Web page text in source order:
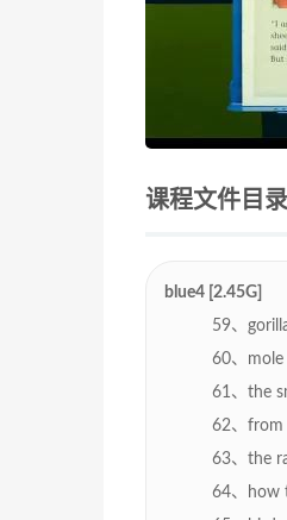
课程文件目
blue4 [2.45G]
59、
60、mole
61、the
62、from
63、the
64、how